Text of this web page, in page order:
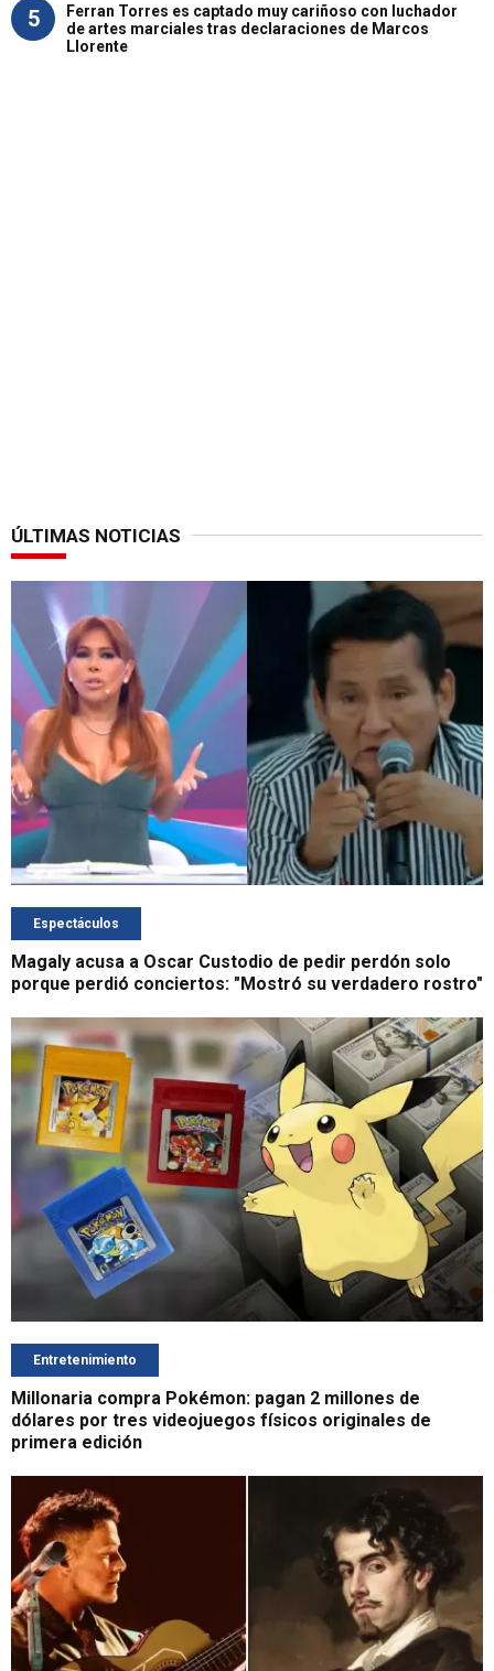
5
Ferran Torres es captado muy cariñoso con luchador
de artes marciales tras declaraciones de Marcos
Llorente
ÚLTIMAS NOTICIAS
Espectáculos
Magaly acusa a Oscar Custodio de pedir perdón solo
porque perdió conciertos: "Mostró su verdadero rostro"
Entretenimiento
Millonaria compra Pokémon: pagan 2 millones de
dólares por tres videojuegos físicos originales de
primera edición